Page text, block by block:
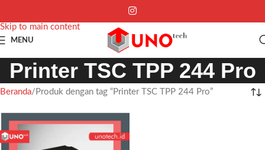
Skip to main content
MENU
Printer TSC TPP 244 Pro
Beranda Produk dengan tag “Printer TSC TPP 244 Pro”